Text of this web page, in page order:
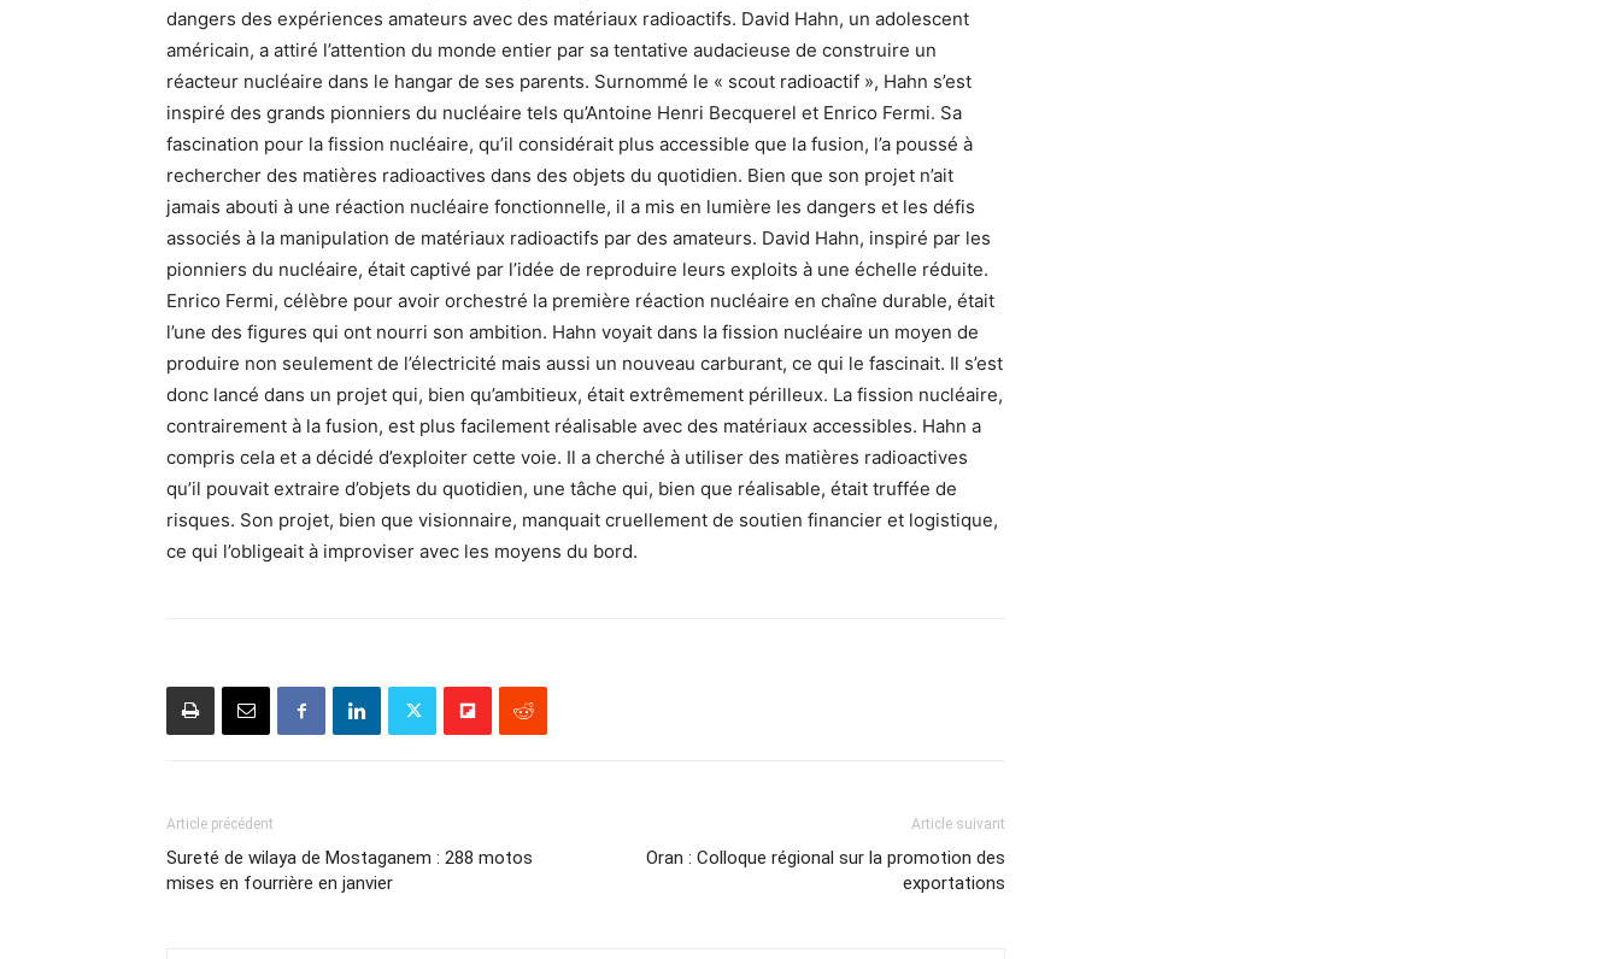
dangers des expériences amateurs avec des matériaux radioactifs. David Hahn, un adolescent
américain, a attiré l’attention du monde entier par sa tentative audacieuse de construire un
réacteur nucléaire dans le hangar de ses parents. Surnommé le « scout radioactif », Hahn s’est
inspiré des grands pionniers du nucléaire tels qu’Antoine Henri Becquerel et Enrico Fermi. Sa
fascination pour la fission nucléaire, qu’il considérait plus accessible que la fusion, l’a poussé à
rechercher des matières radioactives dans des objets du quotidien. Bien que son projet n’ait
jamais abouti à une réaction nucléaire fonctionnelle, il a mis en lumière les dangers et les défis
associés à la manipulation de matériaux radioactifs par des amateurs. David Hahn, inspiré par les
pionniers du nucléaire, était captivé par l’idée de reproduire leurs exploits à une échelle réduite.
Enrico Fermi, célèbre pour avoir orchestré la première réaction nucléaire en chaîne durable, était
l’une des figures qui ont nourri son ambition. Hahn voyait dans la fission nucléaire un moyen de
produire non seulement de l’électricité mais aussi un nouveau carburant, ce qui le fascinait. Il s’est
donc lancé dans un projet qui, bien qu’ambitieux, était extrêmement périlleux. La fission nucléaire,
contrairement à la fusion, est plus facilement réalisable avec des matériaux accessibles. Hahn a
compris cela et a décidé d’exploiter cette voie. Il a cherché à utiliser des matières radioactives
qu’il pouvait extraire d’objets du quotidien, une tâche qui, bien que réalisable, était truffée de
risques. Son projet, bien que visionnaire, manquait cruellement de soutien financier et logistique,
ce qui l’obligeait à improviser avec les moyens du bord.
Article précédent
Sureté de wilaya de Mostaganem : 288 motos
mises en fourrière en janvier
Article suivant
Oran : Colloque régional sur la promotion des
exportations